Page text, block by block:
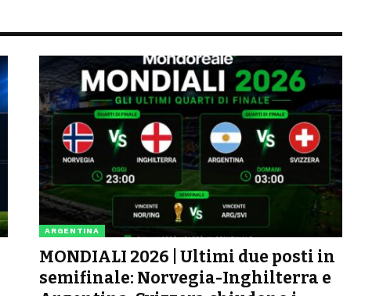
ARGENTINA
MONDIALI 2026 | Ultimi due posti in
semifinale: Norvegia-Inghilterra e